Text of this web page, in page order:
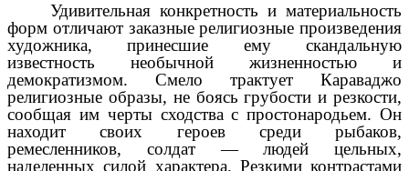
Удивительная конкретность и материальность
форм отличают заказные религиозные произведения
художника, принесшие ему скандальную
известность необычной жизненностью и
демократизмом. Смело трактует Караваджо
религиозные образы, не боясь грубости и резкости,
сообщая им черты сходства с простонародьем. Он
находит своих героев среди рыбаков,
ремесленников, солдат — людей цельных,
наделенных силой характера. Резкими контрастами